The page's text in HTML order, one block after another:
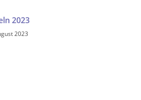
2023
2023